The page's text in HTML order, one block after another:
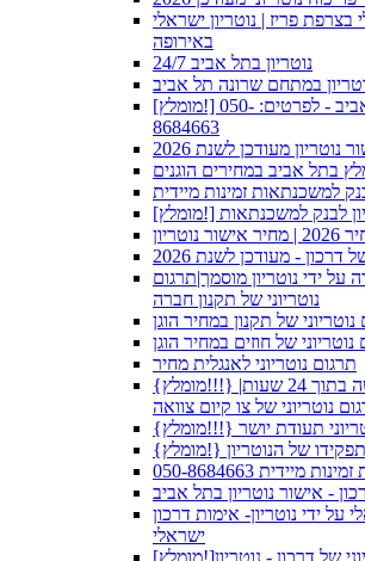
בצרפת פריז | נוטריון ישראלי
באירופה
נוטריון בתל אביב 24/7
במתחם שרונה תל אביב
[מומלץ!] נוטריון במרכז תל אביב - לפרטים: 050-
8684663
נוטריון מעודכן לשנת 2026
בתל אביב במחירים הוגנים
למשכנתאות זמינות מיידית
נוטריון לבנק למשכנתאות
- מעודכן לשנת 2026
על ידי נוטריון מוסמך|תרגום
נוטריוני של תקנון חברה
נוטריוני של תקנון במחיר הוגן
נוטריוני של חוזים במחיר הוגן
תרגום נוטריוני לאנגלית מחיר
{מומלץ!!!} תרגום נוטריוני צו ירושה בתוך 24 שעות|
נוטריוני של צו קיום צוואה
נוטריוני תעודת יושר
מיידית 050-8684663
- אישור נוטריון בתל אביב
על ידי נוטריון- אימות דרכון
ישראלי